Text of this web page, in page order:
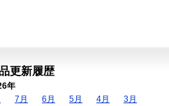
更新履歴
年
7月 6月 5月 4月
3月